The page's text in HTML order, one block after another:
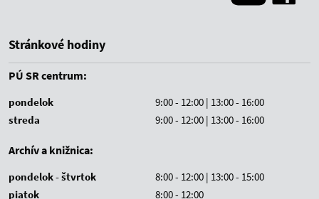
Stránkové hodiny
PÚ SR centrum:
pondelok
9:00 - 12:00 | 13:00 - 16:00
streda
9:00 - 12:00 | 13:00 - 16:00
Archív a knižnica:
pondelok - štvrtok
8:00 - 12:00 | 13:00 - 15:00
piatok
8:00 - 12:00